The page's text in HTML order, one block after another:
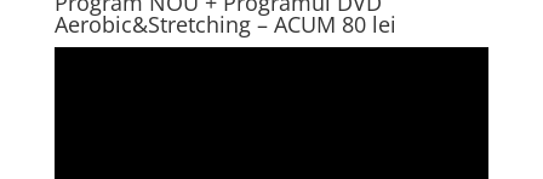
Aerobic&Stretching – ACUM 80 lei